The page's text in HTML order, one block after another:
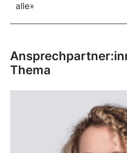
alle»
Thema